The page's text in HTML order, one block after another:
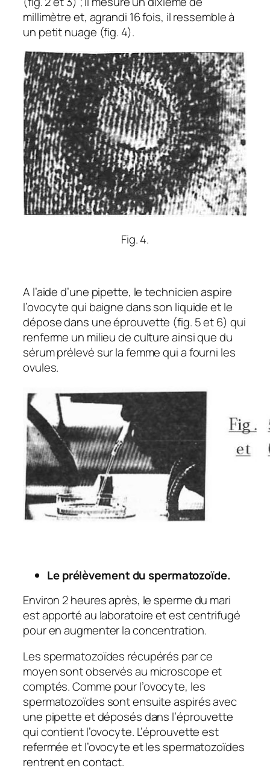
millimètre et, agrandi 16 fois, il ressemble à
un petit nuage (fig. 4).
Fig. 4.
A l’aide d’une pipette, le technicien aspire
l’ovocyte qui baigne dans son liquide et le
dépose dans une éprouvette (fig. 5 et 6) qui
renferme un milieu de culture ainsi que du
sérum prélevé sur la femme qui a fourni les
ovules.
Le prélèvement du spermatozoïde.
Environ 2 heures après, le sperme du mari
est apporté au laboratoire et est centrifugé
pour en augmenter la concentration.
Les spermatozoïdes récupérés par ce
moyen sont observés au microscope et
comptés. Comme pour l’ovocyte, les
spermatozoïdes sont ensuite aspirés avec
une pipette et déposés dans l’éprouvette
qui contient l’ovocyte. L’éprouvette est
refermée et l’ovocyte et les spermatozoïdes
rentrent en contact.